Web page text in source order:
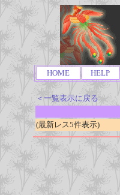
HOME HELP
＜一覧表示に戻る
(最新レス5件表示)